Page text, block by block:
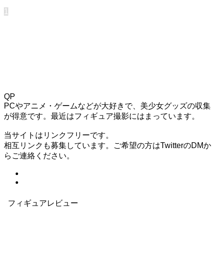
1
QP
PCやアニメ・ゲームなどが大好きで、美少女グッズの収集
が得意です。最近はフィギュア撮影にはまっています。
当サイトはリンクフリーです。
相互リンクも募集しています。ご希望の方はTwitterのDMか
らご連絡ください。
フィギュアレビュー